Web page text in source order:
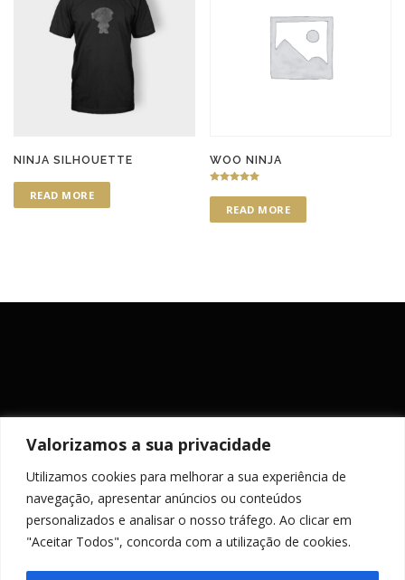
Valorizamos a sua privacidade
Utilizamos cookies para melhorar a sua experiência de
navegação, apresentar anúncios ou conteúdos
personalizados e analisar o nosso tráfego. Ao clicar em
"Aceitar Todos", concorda com a utilização de cookies.
NINJA SILHOUETTE
READ MORE
WOO NINJA
5.00
out of 5READ MORE
MANTENHA-SE ACTUALIZADO